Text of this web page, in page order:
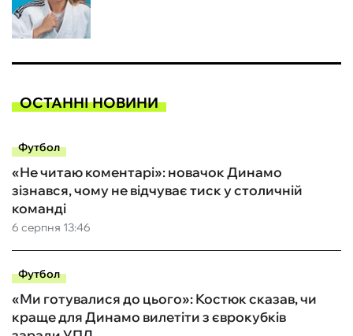
ОСТАННІ НОВИНИ
Футбол
6 серпня 13:46
«Не читаю коментарі»: новачок Динамо
зізнався, чому не відчуває тиск у столичній
команді
Футбол
«Ми готувалися до цього»: Костюк сказав, чи
краще для Динамо вилетіти з єврокубків